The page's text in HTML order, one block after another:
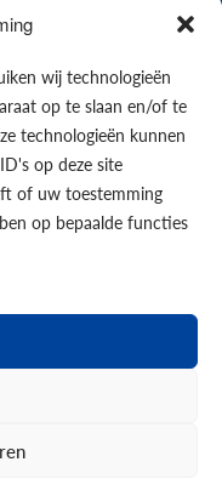
wij technologieën
op te slaan en/of te
technologieën kunnen
op deze site
of uw toestemming
op bepaalde functies